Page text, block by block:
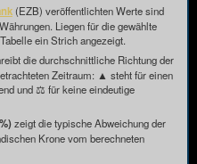
(EZB) veröffentlichten Werte sind
Liegen für die gewählte
ein Strich angezeigt.
die durchschnittliche Richtung der
Zeitraum: ▲ steht für einen
und ⚖ für keine eindeutige
zeigt die typische Abweichung der
Krone vom berechneten